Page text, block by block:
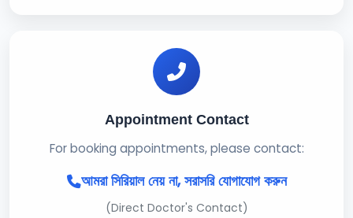
Appointment Contact
For booking appointments, please contact:
আমরা সিরিয়াল নেয় না, সরাসরি যোগাযোগ করুন
(Direct Doctor's Contact)